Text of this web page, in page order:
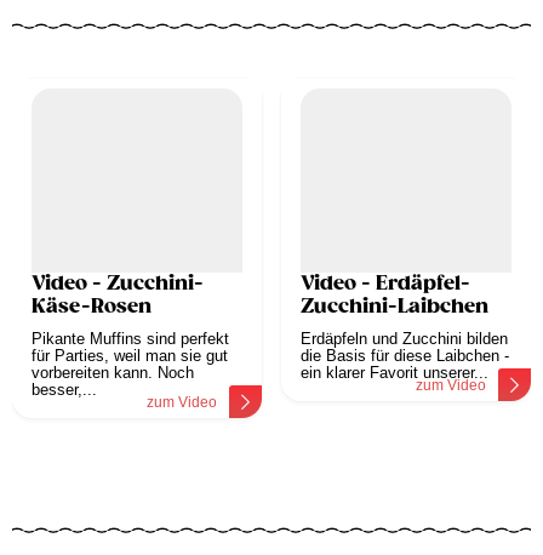
Video - Zucchini-
Käse-Rosen
Pikante Muffins sind perfekt
für Parties, weil man sie gut
vorbereiten kann. Noch
besser,...
zum Video
Video - Erdäpfel-
Zucchini-Laibchen
Erdäpfeln und Zucchini bilden
die Basis für diese Laibchen -
ein klarer Favorit unserer...
zum Video